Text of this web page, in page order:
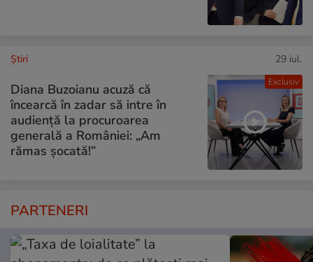
Exclusiv
Ştiri 29 iul.
Diana Buzoianu acuză că
încearcă în zadar să intre în
audiență la procuroarea
generală a României: „Am
rămas șocată!”
PARTENERI